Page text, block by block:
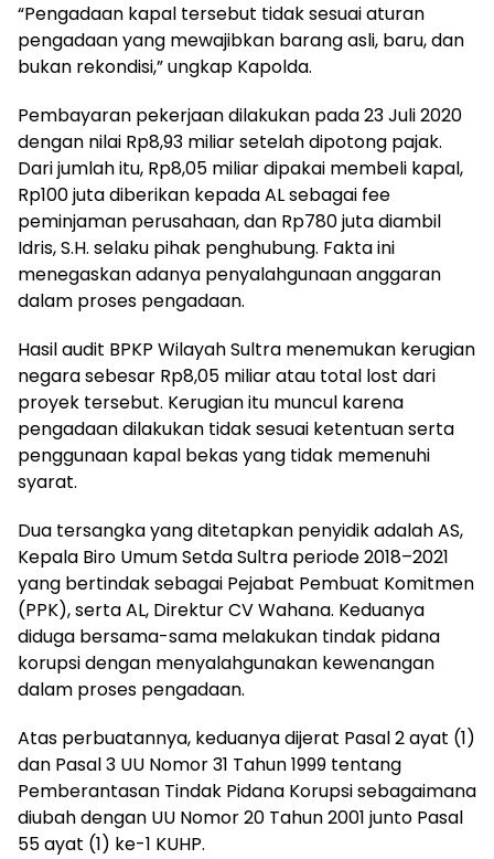
“Pengadaan kapal tersebut tidak sesuai aturan
pengadaan yang mewajibkan barang asli, baru, dan
bukan rekondisi,” ungkap Kapolda.
Pembayaran pekerjaan dilakukan pada 23 Juli 2020
dengan nilai Rp8,93 miliar setelah dipotong pajak.
Dari jumlah itu, Rp8,05 miliar dipakai membeli kapal,
Rp100 juta diberikan kepada AL sebagai fee
peminjaman perusahaan, dan Rp780 juta diambil
Idris, S.H. selaku pihak penghubung. Fakta ini
menegaskan adanya penyalahgunaan anggaran
dalam proses pengadaan.
Hasil audit BPKP Wilayah Sultra menemukan kerugian
negara sebesar Rp8,05 miliar atau total lost dari
proyek tersebut. Kerugian itu muncul karena
pengadaan dilakukan tidak sesuai ketentuan serta
penggunaan kapal bekas yang tidak memenuhi
syarat.
Dua tersangka yang ditetapkan penyidik adalah AS,
Kepala Biro Umum Setda Sultra periode 2018–2021
yang bertindak sebagai Pejabat Pembuat Komitmen
(PPK), serta AL, Direktur CV Wahana. Keduanya
diduga bersama-sama melakukan tindak pidana
korupsi dengan menyalahgunakan kewenangan
dalam proses pengadaan.
Atas perbuatannya, keduanya dijerat Pasal 2 ayat (1)
dan Pasal 3 UU Nomor 31 Tahun 1999 tentang
Pemberantasan Tindak Pidana Korupsi sebagaimana
diubah dengan UU Nomor 20 Tahun 2001 junto Pasal
55 ayat (1) ke-1 KUHP.